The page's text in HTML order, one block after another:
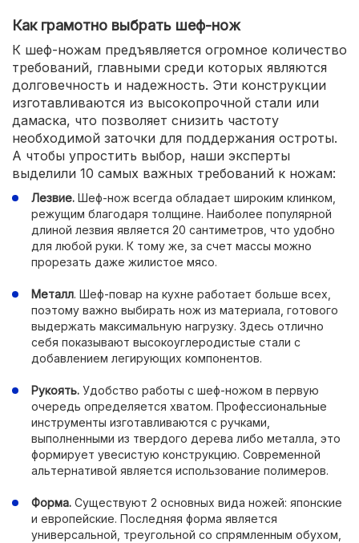
Как грамотно выбрать шеф-нож
К шеф-ножам предъявляется огромное количество
требований, главными среди которых являются
долговечность и надежность. Эти конструкции
изготавливаются из высокопрочной стали или
дамаска, что позволяет снизить частоту
необходимой заточки для поддержания остроты.
А чтобы упростить выбор, наши эксперты
выделили 10 самых важных требований к ножам:
Лезвие. Шеф-нож всегда обладает широким клинком,
режущим благодаря толщине. Наиболее популярной
длиной лезвия является 20 сантиметров, что удобно
для любой руки. К тому же, за счет массы можно
прорезать даже жилистое мясо.
Металл. Шеф-повар на кухне работает больше всех,
поэтому важно выбирать нож из материала, готового
выдержать максимальную нагрузку. Здесь отлично
себя показывают высокоуглеродистые стали с
добавлением легирующих компонентов.
Рукоять. Удобство работы с шеф-ножом в первую
очередь определяется хватом. Профессиональные
инструменты изготавливаются с ручками,
выполненными из твердого дерева либо металла, это
формирует увесистую конструкцию. Современной
альтернативой является использование полимеров.
Форма. Существуют 2 основных вида ножей: японские
и европейские. Последняя форма является
универсальной, треугольной со спрямленным обухом,